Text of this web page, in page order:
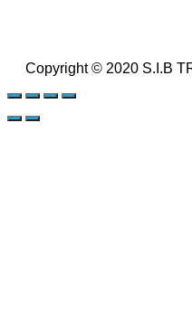
Copyright © 2020 S.I.B